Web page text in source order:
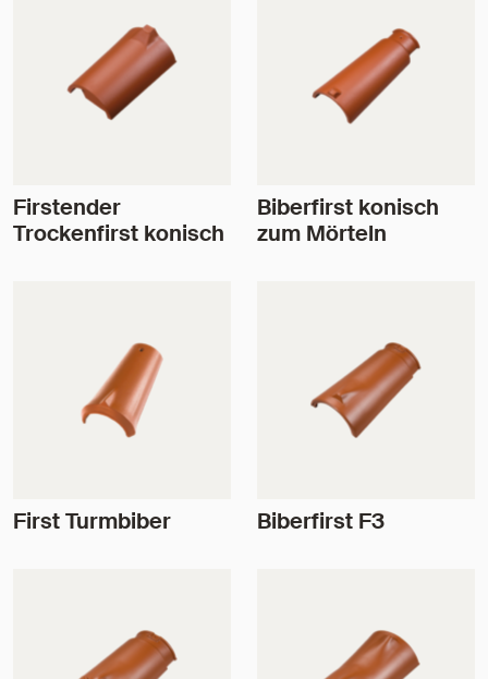
Firstender
Trockenfirst konisch
Biberfirst konisch
zum Mörteln
First Turmbiber Biberfirst F3